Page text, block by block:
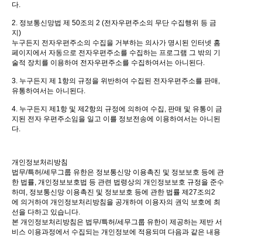
다.
2. 정보통신망법 제 50조의 2 (전자우편주소의 무단 수집행위 등 금
지)
누구든지 전자우편주소의 수집을 거부하는 의사가 명시된 인터넷 홈
페이지에서 자동으로 전자우편주소를 수집하는 프로그램 그 밖의 기
술적 장치를 이용하여 전자우편주소를 수집하여서는 아니된다.
3. 누구든지 제 1항의 규정을 위반하여 수집된 전자우편주소를 판매,
유통하여서는 아니된다.
4. 누구든지 제1항 및 제2항의 규정에 의하여 수집, 판매 및 유통이 금
지된 전자 우편주소임을 일고 이를 정보전송에 이용하여서는 아니된
다.
개인정보처리방침
법무/특허/세무그룹 유한은 정보통신망 이용촉진 및 정보보호 등에 관
한 법률, 개인정보보호법 등 관련 법령상의 개인정보보호 규정을 준수
하며, 정보통신망 이용촉진 및 정보보호 등에 관한 법률 제27조의2
에 의거하여 개인정보처리방침을 공개하여 이용자의 권익 보호에 최
선을 다하고 있습니다.
본 개인정보처리방침은 법무/특허/세무그룹 유한이 제공하는 제반 서
비스 이용과정에서 수집되는 개인정보에 적용되며 다음과 같은 내용